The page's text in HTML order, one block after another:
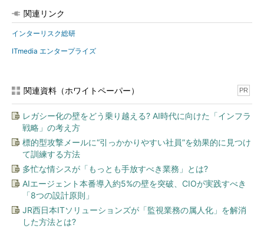
関連リンク
インターリスク総研
ITmedia エンタープライズ
関連資料（ホワイトペーパー） PR
レガシー化の壁をどう乗り越える? AI時代に向けた「インフラ
戦略」の考え方
標的型攻撃メールに“引っかかりやすい社員”を効果的に見つけ
て訓練する方法
多忙な情シスが「もっとも手放すべき業務」とは?
AIエージェント本番導入約5%の壁を突破、CIOが実践すべき
「8つの設計原則」
JR西日本ITソリューションズが「監視業務の属人化」を解消
した方法とは?